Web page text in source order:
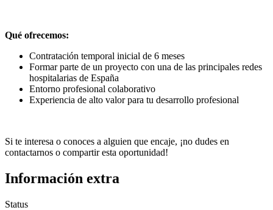
Qué ofrecemos:
Contratación temporal inicial de 6 meses
Formar parte de un proyecto con una de las principales redes
hospitalarias de España
Entorno profesional colaborativo
Experiencia de alto valor para tu desarrollo profesional
Si te interesa o conoces a alguien que encaje, ¡no dudes en
contactarnos o compartir esta oportunidad!
Información extra
Status